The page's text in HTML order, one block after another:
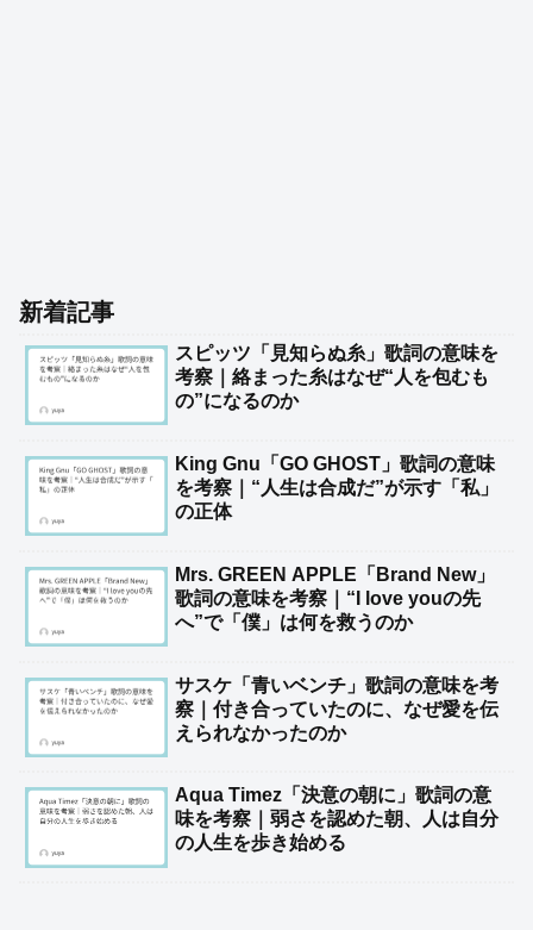
新着記事
スピッツ「見知らぬ糸」歌詞の意味を
考察｜絡まった糸はなぜ“人を包むも
の”になるのか
King Gnu「GO GHOST」歌詞の意味
を考察｜“人生は合成だ”が示す「私」
の正体
Mrs. GREEN APPLE「Brand New」
歌詞の意味を考察｜“I love youの先
へ”で「僕」は何を救うのか
サスケ「青いベンチ」歌詞の意味を考
察｜付き合っていたのに、なぜ愛を伝
えられなかったのか
Aqua Timez「決意の朝に」歌詞の意
味を考察｜弱さを認めた朝、人は自分
の人生を歩き始める